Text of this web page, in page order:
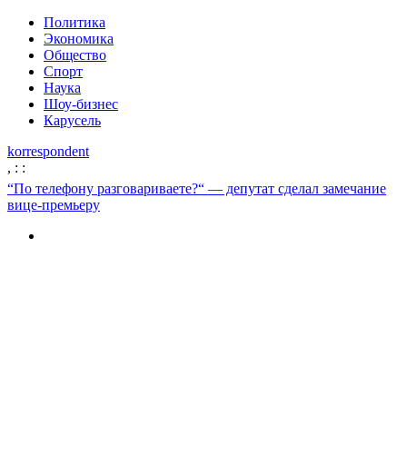
Политика
Экономика
Общество
Спорт
Наука
Шоу-бизнес
Карусель
korrespondent
, : :
“По телефону разговариваете?“ — депутат сделал замечание
вице-премьеру